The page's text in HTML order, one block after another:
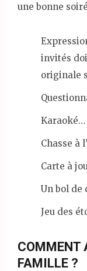
une bonne
invités
originale
Karaoké…
Chasse à
Carte à
Un bol de
Jeu des
COMMENT
FAMILLE ?